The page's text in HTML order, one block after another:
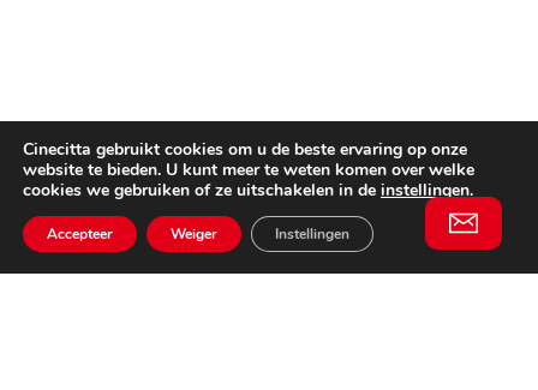
Cinecitta gebruikt cookies om u de beste ervaring op onze
website te bieden. U kunt meer te weten komen over welke
cookies we gebruiken of ze uitschakelen in de instellingen.
Accepteer Weiger Instellingen